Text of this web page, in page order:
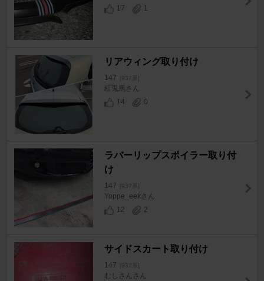
17
1
リアウィング取り付け
147 [937系]
紅兎馬さん
14
0
ラバーリップスポイラー取り付
け
147 [937系]
Yoppe_eekさん
12
2
サイドスカート取り付け
147 [937系]
むしさんさん